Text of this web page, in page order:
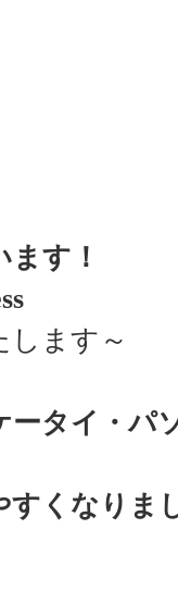
す！
ます～
タイ・パ
すくなりま